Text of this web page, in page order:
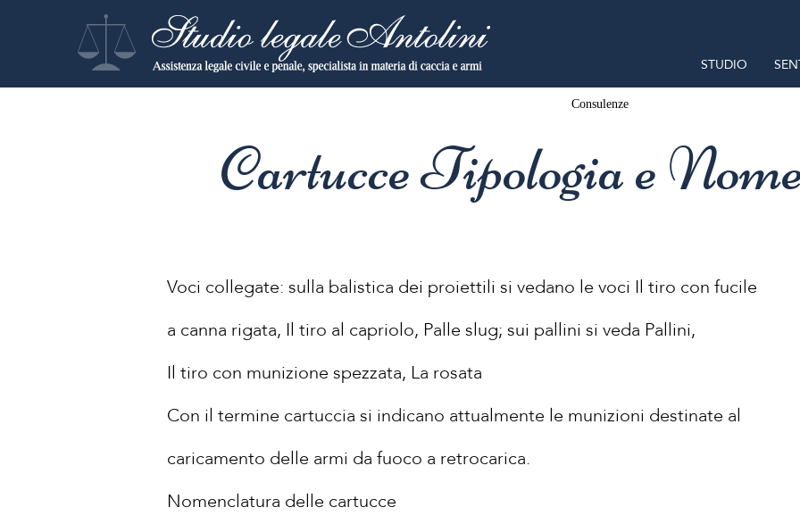
STUDIO
Consulenze
Cartucce Tipologia e
Voci collegate: sulla balistica dei proiettili si vedano le voci Il tiro con fucile
a canna rigata, Il tiro al capriolo, Palle slug; sui pallini si veda Pallini,
Il tiro con munizione spezzata, La rosata
Con il termine cartuccia si indicano attualmente le munizioni destinate al
caricamento delle armi da fuoco a retrocarica.
Nomenclatura delle cartucce